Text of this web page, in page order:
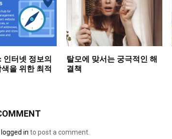
인터넷 정보의
을 위한 최적
탈모에 맞서는 궁극적인 해
결책
logged in to post a comment.